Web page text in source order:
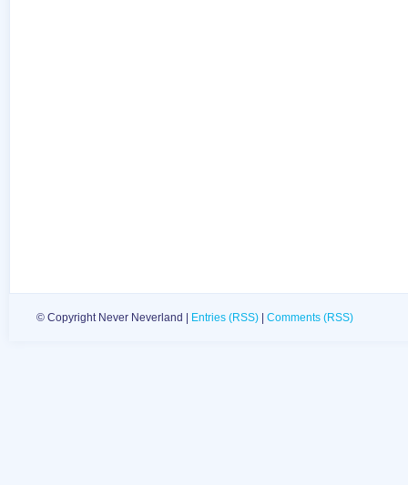
© Copyright Never Neverland | Entries (RSS) Comments (RSS)